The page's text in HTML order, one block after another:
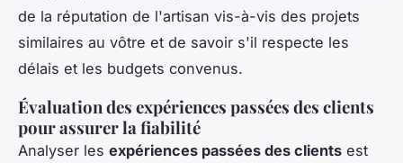
de la réputation de l'artisan vis-à-vis des projets
similaires au vôtre et de savoir s'il respecte les
délais et les budgets convenus.
Évaluation des expériences passées des clients
pour assurer la fiabilité
Analyser les expériences passées des clients est